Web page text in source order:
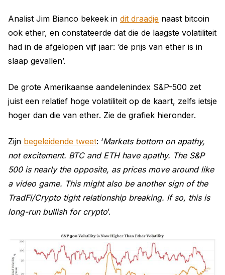
Analist Jim Bianco bekeek in dit draadje naast bitcoin
ook ether, en constateerde dat die de laagste volatiliteit
had in de afgelopen vijf jaar: ‘de prijs van ether is in
slaap gevallen’.
De grote Amerikaanse aandelenindex S&P-500 zet
juist een relatief hoge volatiliteit op de kaart, zelfs ietsje
hoger dan die van ether. Zie de grafiek hieronder.
Zijn begeleidende tweet: ‘Markets bottom on apathy,
not excitement. BTC and ETH have apathy. The S&P
500 is nearly the opposite, as prices move around like
a video game. This might also be another sign of the
TradFi/Crypto tight relationship breaking. If so, this is
long-run bullish for crypto’.